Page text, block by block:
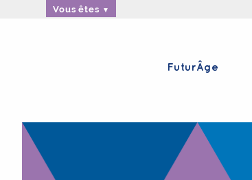
Vous êtes
FuturÂge